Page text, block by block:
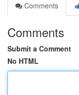
Comments
Comments
Submit a Comment
No HTML